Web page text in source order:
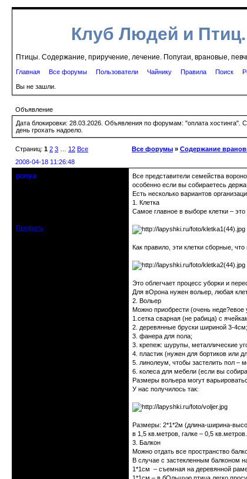
Клуб Людей и
Птицы. Содержание, приручение, лечение. Попугаи, врановые,
Главная Все форумы Пользователи Чайнику Правила Поиск
Вы не зашли.
Объявление
Дата блокировки: 28.03.2026. Объявления по форумам: "оплата хостинга".
день грохать надоело.
Страниц: 1 2 3 12 Все Все форумы » Содержание
2008-04-18 11:26:48
ponya
Профиль
Все представители семейства
особенно если вы собираетесь
Есть несколько вариантов
1. Клетка
Самое главное в выборе клетки –
Как правило, эти клетки сборные,
Это облегчает процесс уборки и
Для вОрона нужен вольер, любая
2. Вольер
Можно приобрести (очень неде?евое
1.сетка сварная (не рабица) с
2. деревянные бруски шириной 3-4см;
3. фанера для пола;
3. крепеж: шурупы, металлические
4. пластик (нужен для бортиков или
5. линолеум, чтобы застелить пол –
6. колеса для мебели (если вы
Размеры вольера могут
У нас получилось так:
Размеры: 2*1*2м (длина-ширина-
в 1,5 кв.метров, галке – 0,5 кв.метров.
3. Балкон
Можно отдать все пространство
В случае с застекленным балконом
1*1см – съемная на деревянной